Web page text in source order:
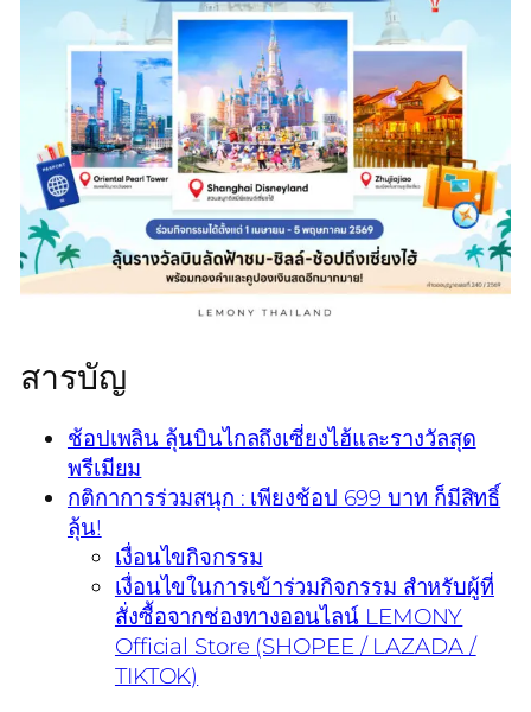
สารบัญ
ช้อปเพลิน ลุ้นบินไกลถึงเซี่ยงไฮ้และรางวัลสุด
พรีเมียม
กติกาการร่วมสนุก : เพียงช้อป 699 บาท ก็มีสิทธิ์
ลุ้น!
เงื่อนไขกิจกรรม
เงื่อนไขในการเข้าร่วมกิจกรรม สำหรับผู้ที่
สั่งซื้อจากช่องทางออนไลน์ LEMONY
Official Store (SHOPEE / LAZADA /
TIKTOK)